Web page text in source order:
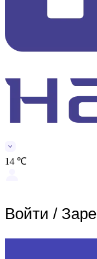
14 ℃
Войти /